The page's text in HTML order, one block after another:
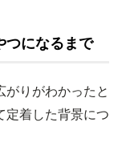
つになるまで
がりがわかったと
定着した背景につ